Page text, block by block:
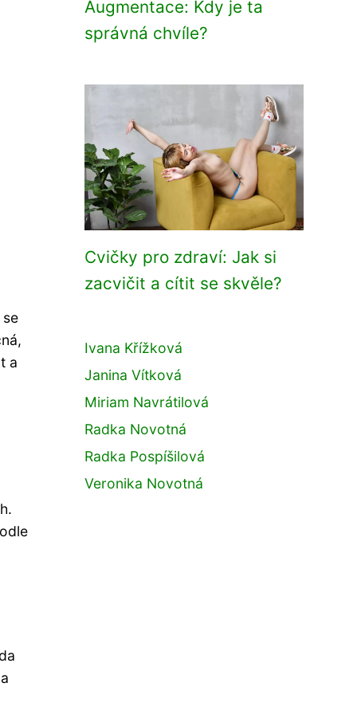
a
Augmentace: Kdy je ta
správná chvíle?
Cvičky pro zdraví: Jak si
zacvičit a cítit se skvěle?
Ivana Křížková
Janina Vítková
Miriam Navrátilová
Radka Novotná
Radka Pospíšilová
Veronika Novotná